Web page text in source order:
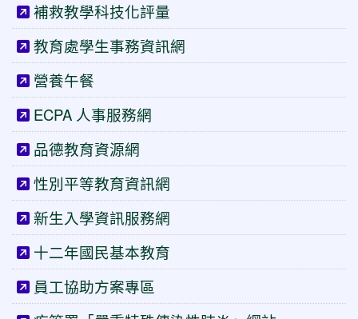
補救教學科技化評量
教育處學生事務資訊網
營養午餐
ECPA 人事服務網
品德教育資源網
性別平等教育資訊網
新生入學資訊服務網
十二年國民基本教育
員工協助方案專區